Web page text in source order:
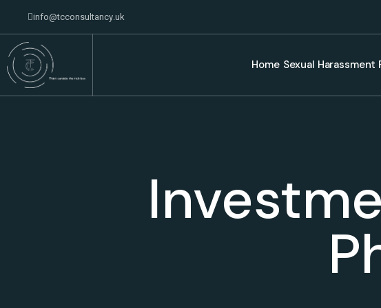
info@tcconsultancy.uk
Home Sexual Harassment